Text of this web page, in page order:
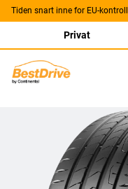
Tiden snart inne for EU-
Privat